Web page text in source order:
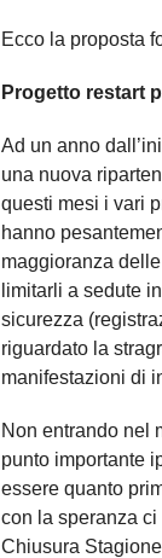
Ecco la proposta
Progetto restart
Ad un anno
una nuova
questi mesi i vari
hanno
maggioranza
limitarli a sedute
sicurezza
riguardato la
manifestazioni di
Non entrando nel
punto importante
essere quanto
con la speranza
Chiusura